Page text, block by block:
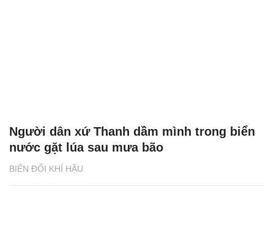
BIẾN ĐỔI KHÍ HẬU
Người dân xứ Thanh dầm mình trong biển
nước gặt lúa sau mưa bão